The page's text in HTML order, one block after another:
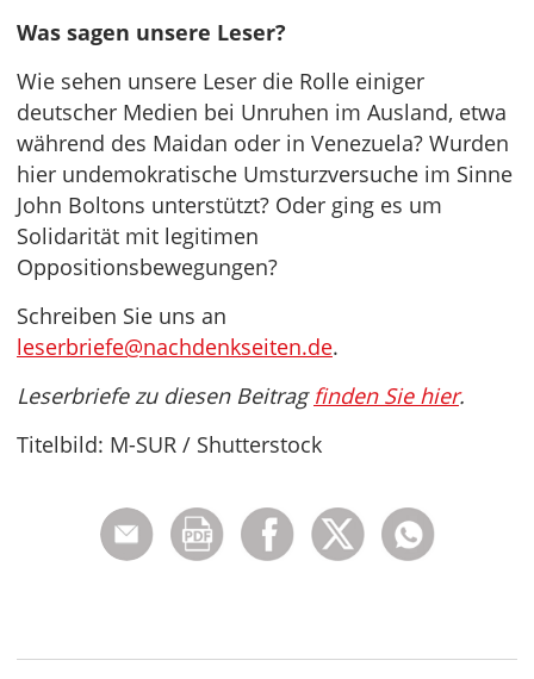
Was sagen unsere Leser?
Wie sehen unsere Leser die Rolle einiger
deutscher Medien bei Unruhen im Ausland, etwa
während des Maidan oder in Venezuela? Wurden
hier undemokratische Umsturzversuche im Sinne
John Boltons unterstützt? Oder ging es um
Solidarität mit legitimen
Oppositionsbewegungen?
Schreiben Sie uns an
leserbriefe@nachdenkseiten.de.
Leserbriefe zu diesen Beitrag finden Sie hier.
Titelbild: M-SUR / Shutterstock